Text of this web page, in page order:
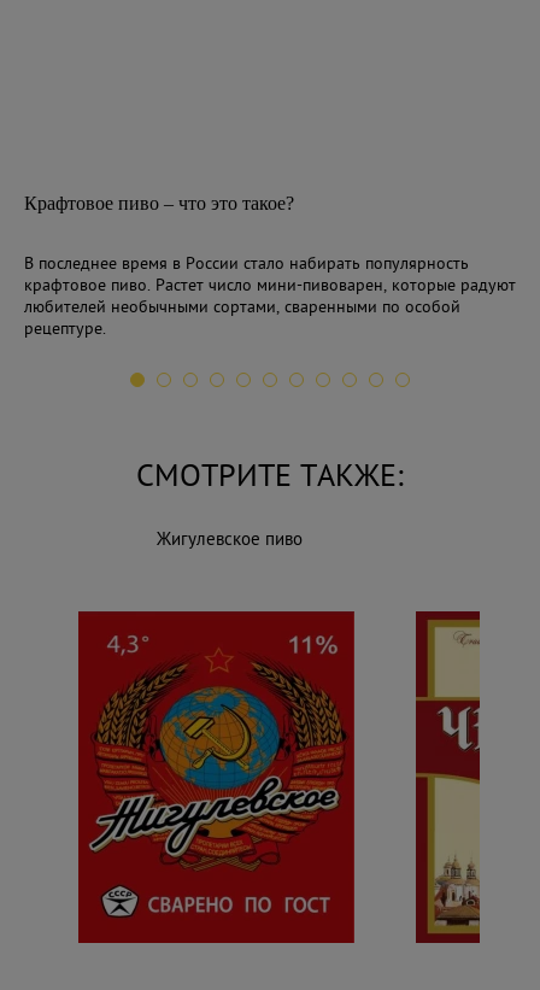
Крафтовое пиво – что это такое?
В последнее время в России стало набирать популярность
крафтовое пиво. Растет число мини-пивоварен, которые радуют
любителей необычными сортами, сваренными по особой
рецептуре.
СМОТРИТЕ ТАКЖЕ:
Жигулевское пиво